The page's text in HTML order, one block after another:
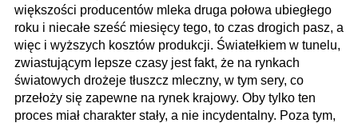
większości producentów mleka druga połowa ubiegłego
roku i niecałe sześć miesięcy tego, to czas drogich pasz, a
więc i wyższych kosztów produkcji. Światełkiem w tunelu,
zwiastującym lepsze czasy jest fakt, że na rynkach
światowych drożeje tłuszcz mleczny, w tym sery, co
przełoży się zapewne na rynek krajowy. Oby tylko ten
proces miał charakter stały, a nie incydentalny. Poza tym,